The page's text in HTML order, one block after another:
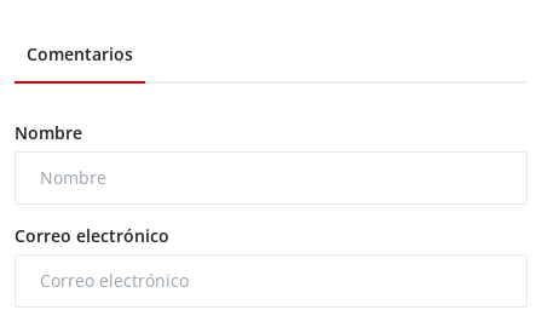
Comentarios
Nombre
Correo electrónico